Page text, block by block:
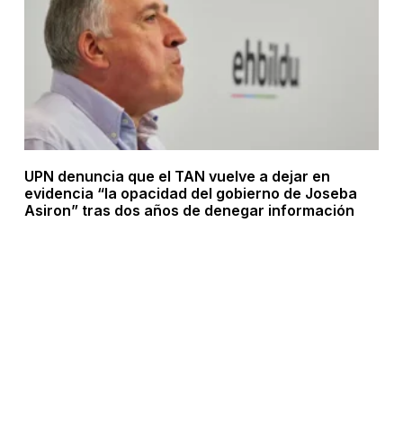
UPN denuncia que el TAN vuelve a dejar en
evidencia “la opacidad del gobierno de Joseba
Asiron” tras dos años de denegar información